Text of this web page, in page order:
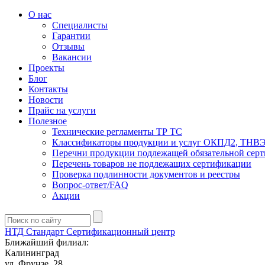
О нас
Специалисты
Гарантии
Отзывы
Вакансии
Проекты
Блог
Контакты
Новости
Прайс на услуги
Полезное
Технические регламенты ТР ТС
Классификаторы продукции и услуг ОКПД2,
Перечни продукции подлежащей обязательной
Перечень товаров не подлежащих сертификации
Проверка подлинности документов и реестры
Вопрос-ответ/FAQ
Акции
НТД Стандарт Сертификационный центр
Ближайший филиал:
Калининград